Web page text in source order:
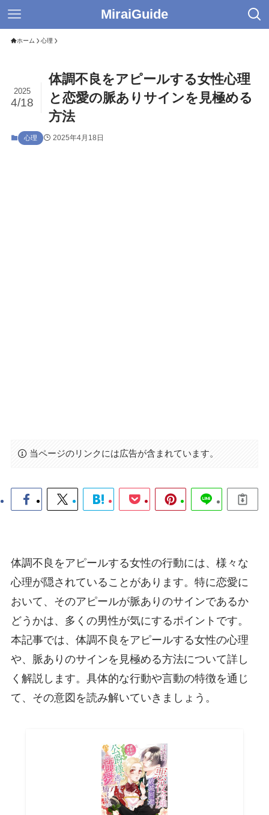
MiraiGuide
ホーム 心理
体調不良をアピールする女性心理
と恋愛の脈ありサインを見極める
方法
2025
4/18
心理 2025年4月18日
当ページのリンクには広告が含まれています。
体調不良をアピールする女性の行動には、様々な
心理が隠されていることがあります。特に恋愛に
おいて、そのアピールが脈ありのサインであるか
どうかは、多くの男性が気にするポイントです。
本記事では、体調不良をアピールする女性の心理
や、脈ありのサインを見極める方法について詳し
く解説します。具体的な行動や言動の特徴を通じ
て、その意図を読み解いていきましょう。